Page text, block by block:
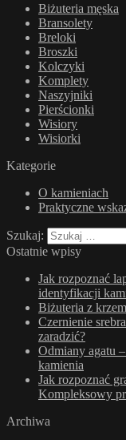
Biżuteria męska
Bransolety
Breloki
Broszki
Kolczyki
Komplety
Naszyjniki
Pierścionki
Wisiory
Wisiorki
Kategorie
O kamieniach
Praktyczne
Szukaj:
Ostatnie wpisy
Jak rozpoznać
identyfikacji
Biżuteria z
Czernienie
zaradzić?
Odmiany agatu
kamienia
Jak rozpoznać
Kompleksowy
Archiwa